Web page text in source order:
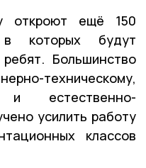
откроют ещё 150
в которых будут
Большинство
техническому,
и естественно-
усилить работу
классов